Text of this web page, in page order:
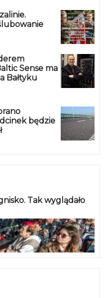
Sense ma
Bałtyku
będzie
Tak wyglądało